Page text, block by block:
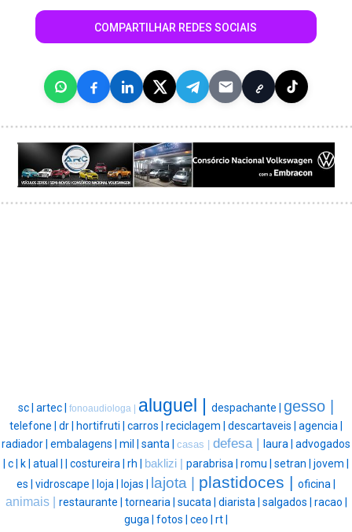
COMPARTILHAR REDES SOCIAIS
sc | artec | fonoaudiologa | aluguel | despachante | gesso |
telefone | dr | hortifruti | carros | reciclagem | descartaveis | agencia |
radiador | embalagens | mil | santa | casas | defesa | laura | advogados
c | k | atual | costureira | rh | baklizi | parabrisa | romu | setran | jovem |
es | vidroscape | loja | lojas | lajota | plastidoces | oficina |
animais | restaurante | tornearia | sucata | diarista | salgados | racao |
guga | fotos | ceo | rt |